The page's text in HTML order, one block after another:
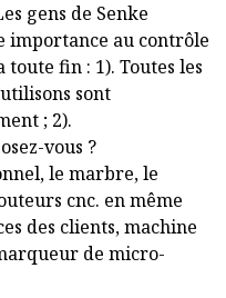
gens de Senke
importance au contrôle
fin : 1). Toutes les
sont
; 2).
vous ?
le marbre, le
cnc. en même
des clients, machine
de micro-